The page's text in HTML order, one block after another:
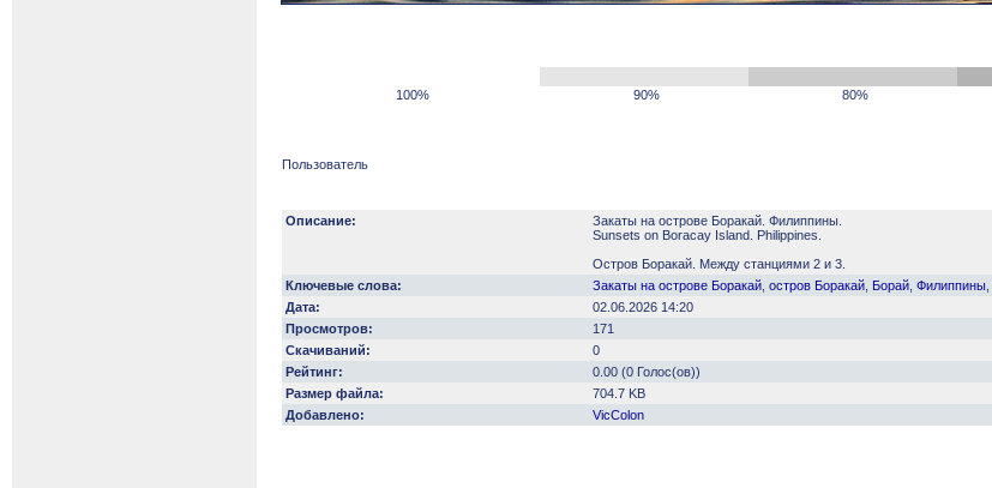
100% 90% 80%
Пользователь
Описание:
Закаты на острове Боракай. Филиппины.
Sunsets on Boracay Island. Philippines.
Остров Боракай. Между станциями 2 и 3.
Ключевые слова:
Закаты на острове Боракай остров Боракай Борай Филиппины
Дата:
02.06.2026 14:20
Просмотров:
171
Скачиваний:
0
Рейтинг:
0.00 (0 Голос(ов))
Размер файла:
704.7 KB
Добавлено:
VicColon